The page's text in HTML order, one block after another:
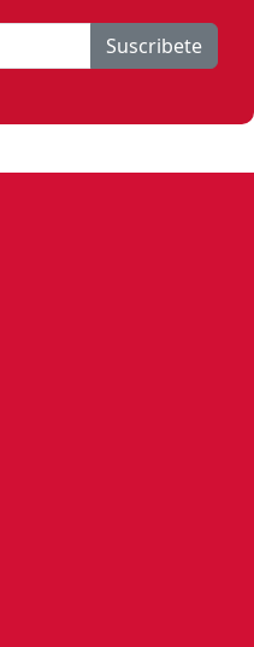
Suscribete